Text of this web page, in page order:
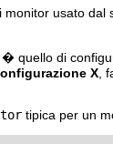
monitor usato
quello di
X ,
tipica per un